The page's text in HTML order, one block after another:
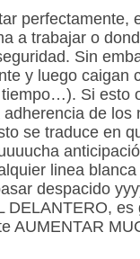
perfectamente,
a trabajar o
Sin
y luego caigan
Si esto
de los
se traduce en
linea
despacido
DELANTERO,
AUMENTAR